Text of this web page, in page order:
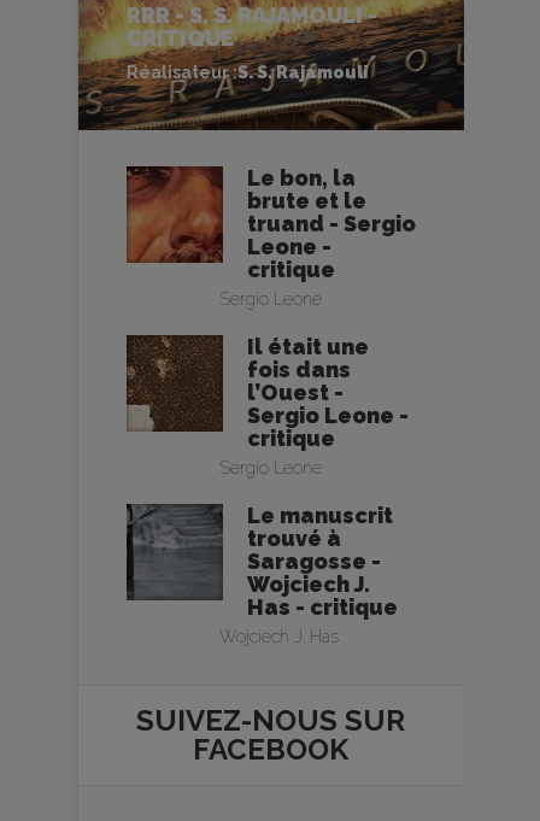
RRR - S. S. RAJAMOULI -
CRITIQUE
Réalisateur :S. S. Rajamouli
Le bon, la
brute et le
truand - Sergio
Leone -
critique
Sergio Leone
Il était une
fois dans
l’Ouest -
Sergio Leone -
critique
Sergio Leone
Le manuscrit
trouvé à
Saragosse -
Wojciech J.
Has - critique
Wojciech J. Has
SUIVEZ-NOUS SUR
FACEBOOK